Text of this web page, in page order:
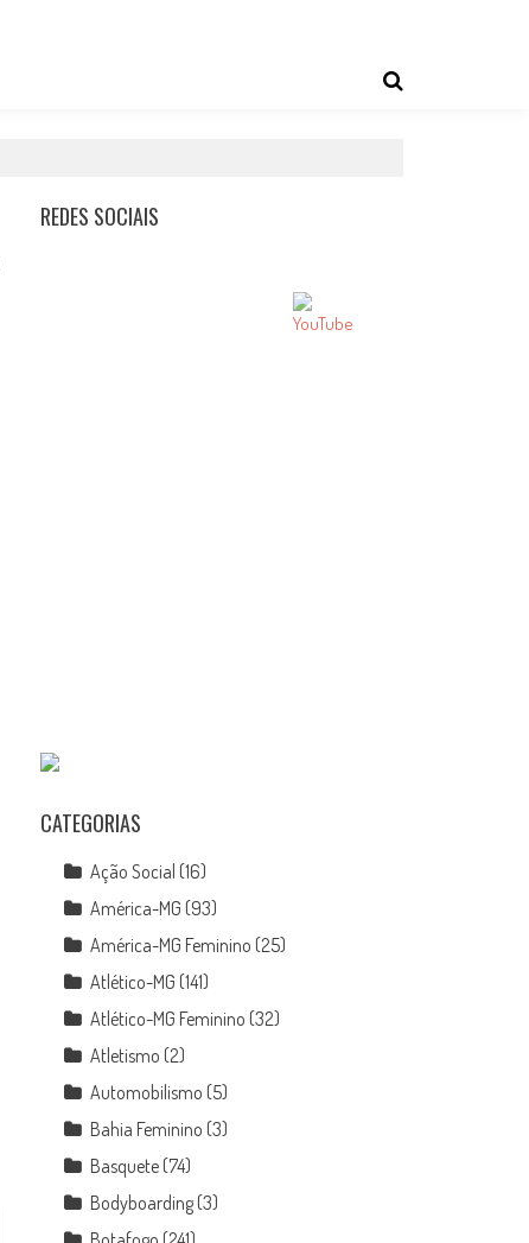
REDES SOCIAIS
CATEGORIAS
Ação Social (16)
América-MG (93)
América-MG Feminino (25)
Atlético-MG (141)
Atlético-MG Feminino (32)
Atletismo (2)
Automobilismo (5)
Bahia Feminino (3)
Basquete (74)
Bodyboarding (3)